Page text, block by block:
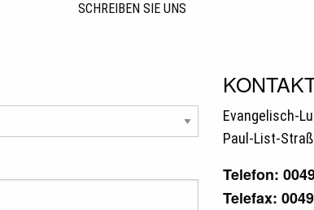
SCHREIBEN SIE UNS
Evangelisch-
Paul-List-
Telefon:
Telefax: